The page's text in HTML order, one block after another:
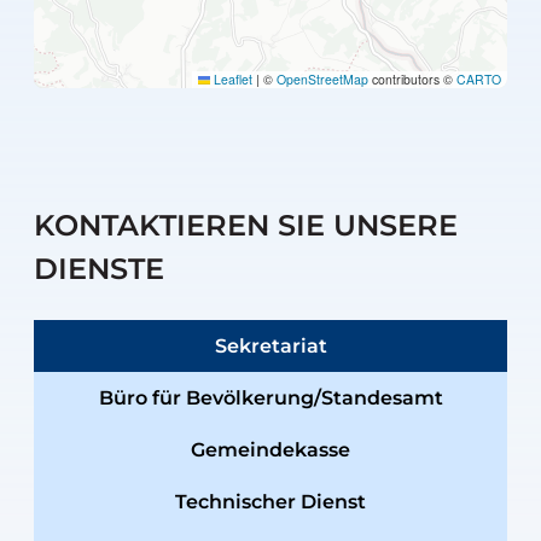
Leaflet | © OpenStreetMap contributors © CARTO
KONTAKTIEREN SIE UNSERE
DIENSTE
Sekretariat
Büro für Bevölkerung/Standesamt
Gemeindekasse
Technischer Dienst